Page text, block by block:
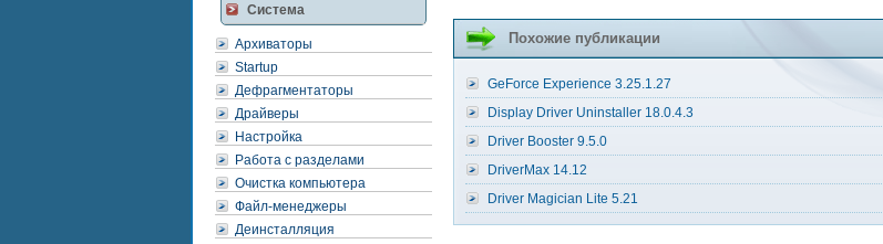
Система
Архиваторы
Startup
Дефрагментаторы
Драйверы
Настройка
Работа с разделами
Очистка компьютера
Файл-менеджеры
Деинсталляция
Похожие публикации
GeForce Experience 3.25.1.27
Display Driver Uninstaller 18.0.4.3
Driver Booster 9.5.0
DriverMax 14.12
Driver Magician Lite 5.21